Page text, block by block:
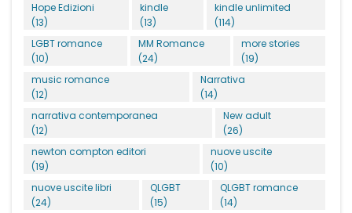
Hope Edizioni
(13)
kindle
(13)
kindle unlimited
(114)
LGBT romance
(10)
MM Romance
(24)
more stories
(19)
music romance
(12)
Narrativa
(14)
narrativa contemporanea
(12)
New adult
(26)
newton compton editori
(19)
nuove uscite
(10)
nuove uscite libri
(24)
QLGBT
(15)
QLGBT romance
(14)